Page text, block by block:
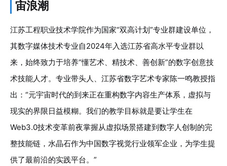
宙浪潮
江苏工程职业技术学院作为国家“双高计划”专业群建设单位，
其数字媒体技术专业自2024年入选江苏省高水平专业群以
来，始终致力于培养“懂艺术、精技术、善创新”的数字创意技
术技能人才。专业带头人、江苏省数字艺术专家陈一鸣教授指
出：“元宇宙时代的到来正在重构数字内容生产体系，虚拟与
现实的界限日益模糊。我们的教学目标就是要让学生在
Web3.0技术变革前夜掌握从虚拟场景搭建到数字人创制的完
整技能链，水晶石作为中国数字视觉行业领军企业，为学生提
供了最前沿的实践平台。”